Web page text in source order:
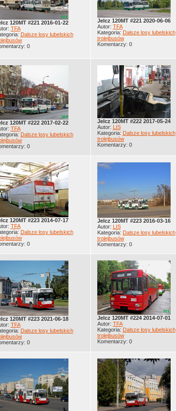
120MT #221 2016-01-22
TFA
Dalsze losy lubelskich
0
Jelcz 120MT #221 2020-06-06
Autor: TFA
Kategoria: Dalsze losy lubelskich
trolejbusów
Komentarzy: 0
120MT #222 2017-02-22
TFA
Dalsze losy lubelskich
0
Jelcz 120MT #222 2017-05-24
Autor: LIS
Kategoria: Dalsze losy lubelskich
trolejbusów
Komentarzy: 0
120MT #223 2014-07-17
TFA
Dalsze losy lubelskich
0
Jelcz 120MT #223 2016-03-16
Autor: LIS
Kategoria: Dalsze losy lubelskich
trolejbusów
Komentarzy: 0
120MT #223 2021-06-18
TFA
Dalsze losy lubelskich
0
Jelcz 120MT #224 2014-07-01
Autor: TFA
Kategoria: Dalsze losy lubelskich
trolejbusów
Komentarzy: 0